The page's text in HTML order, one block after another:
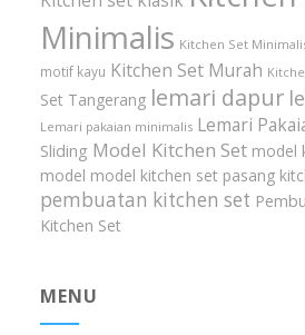
Minimalis Kitchen Set
motif kayu Kitchen Set Murah
Set Tangerang lemari dapur
Lemari pakaian minimalis Lemari
Sliding Model Kitchen Set model
model model kitchen set pasang
pembuatan kitchen set
Kitchen Set
MENU